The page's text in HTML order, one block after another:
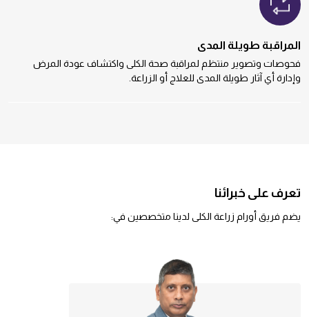
المراقبة طويلة المدى
فحوصات وتصوير منتظم لمراقبة صحة الكلى واكتشاف عودة المرض
وإدارة أي آثار طويلة المدى للعلاج أو الزراعة.
تعرف على خبرائنا
يضم فريق أورام زراعة الكلى لدينا متخصصين في: